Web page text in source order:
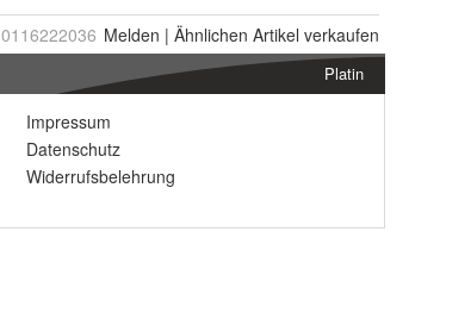
0116222036 Melden | Ähnlichen Artikel verkaufen
Platin
Impressum
Datenschutz
Widerrufsbelehrung